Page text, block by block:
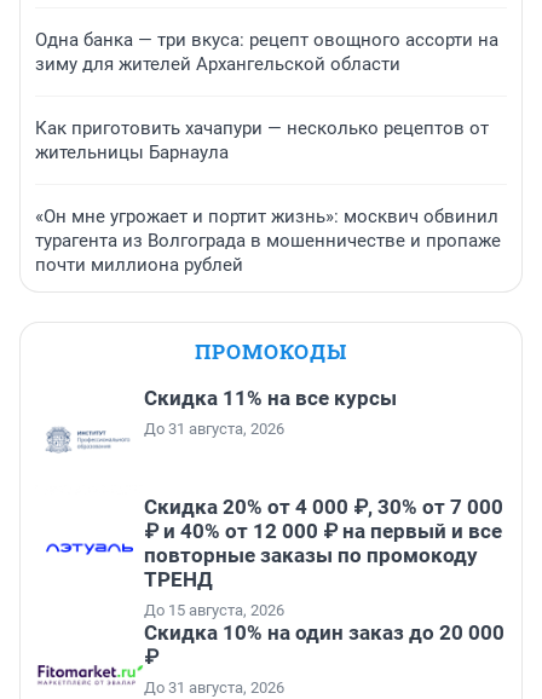
Одна банка — три вкуса: рецепт овощного ассорти на
зиму для жителей Архангельской области
Как приготовить хачапури — несколько рецептов от
жительницы Барнаула
«Он мне угрожает и портит жизнь»: москвич обвинил
турагента из Волгограда в мошенничестве и пропаже
почти миллиона рублей
ПРОМОКОДЫ
Скидка 11% на все курсы
До 31 августа, 2026
Скидка 20% от 4 000 ₽, 30% от 7 000
₽ и 40% от 12 000 ₽ на первый и все
повторные заказы по промокоду
ТРЕНД
До 15 августа, 2026
Скидка 10% на один заказ до 20 000
₽
До 31 августа, 2026